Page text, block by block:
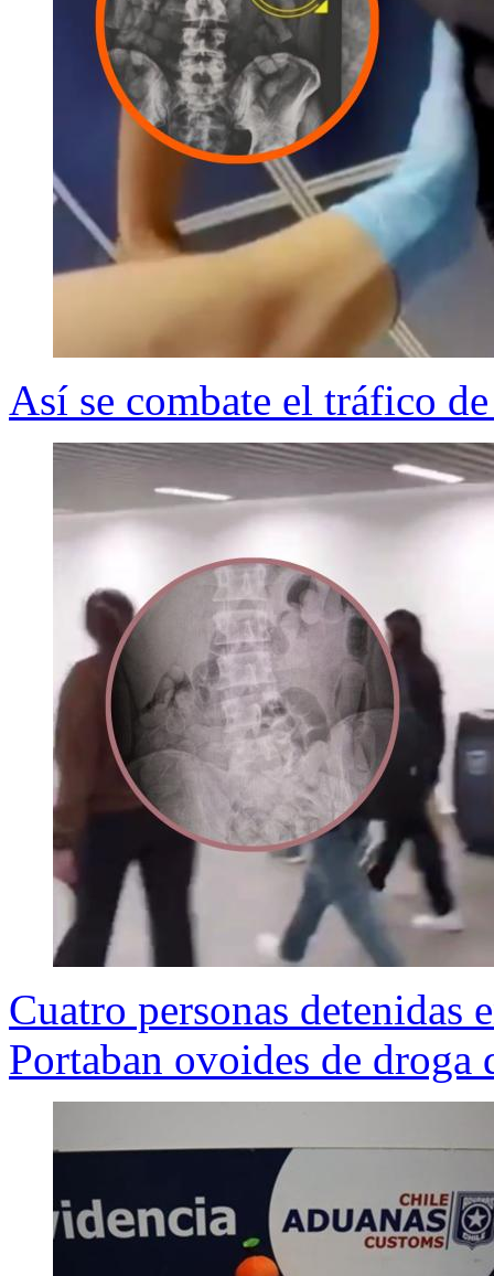
Así se combate el tráfico
Cuatro personas detenidas
Portaban ovoides de droga